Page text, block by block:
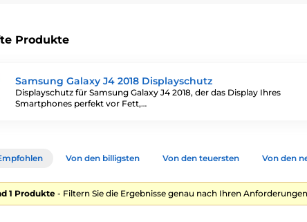
Produkte
Samsung Galaxy J4 2018 Displayschutz
Displayschutz für Samsung Galaxy J4 2018, der das Display Ihres
Smartphones perfekt vor Fett,…
Von den billigsten Von den teuersten Von den
1 Produkte - Filtern Sie die Ergebnisse genau nach Ihren